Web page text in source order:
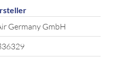
Germany GmbH